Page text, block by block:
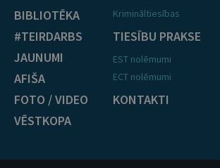
BIBLIOTĒKA
#TEIRDARBS
JAUNUMI
AFIŠA
FOTO / VIDEO
VĒSTKOPA
Krimināltiesības
TIESĪBU PRAKSE
EST nolēmumi
ECT nolēmumi
KONTAKTI